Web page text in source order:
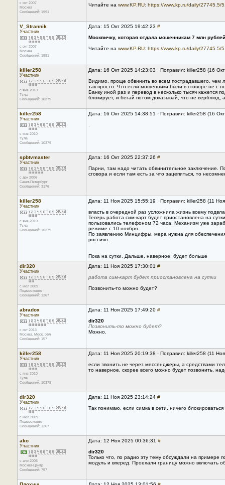
с окт 2007
Москва
Сообщений: 1991
Читайте на www.KP.RU: https://www.kp.ru/daily/27745.5/
V_Strannik
Участник
с окт 2007
Москва
Сообщений: 1991
Дата: 15 Окт 2025 19:42:23 #
Москвичку, которая отдала мошенникам 7 млн
Читайте на www.KP.RU: https://www.kp.ru/daily/27745.5/
killer258
Участник
с янв 2010
Тула
Сообщений: 10379
Дата: 16 Окт 2025 14:23:03 · Поправил: killer258 (16
Видимо, проще обвинить во всем пострадавшего, чем
так просто. Что если мошенники были в сговоре не с
Банку иной раз и перевод в несколько тысяч кажется
блокирует, и бегай потом доказывай, что не верблюд,
killer258
Участник
с янв 2010
Тула
Сообщений: 10379
Дата: 16 Окт 2025 14:38:51 · Поправил: killer258 (16
spbtvmaster
Участник
с дек 2006
Санкт-Петербург
Сообщений: 3176
Дата: 16 Окт 2025 22:37:26 #
Парни, там надо читать обвинительное заключение.
сговора и если там есть за что зацепиться, то
killer258
Участник
с янв 2010
Тула
Сообщений: 10379
Дата: 11 Ноя 2025 15:55:19 · Поправил: killer258 (11
власть в очередной раз усложнила жизнь всему
Теперь работа сим-карт будет приостановлена на
пользовались телефоном 72 часа. Механизм уже
режиме с 10 ноября.
По заявлению Минцифры, мера нужна для
россиян.
Пока на сутки. Дальше, наверное, будет больше
dir320
Участник
с июл 2009
Подмосковье
Сообщений: 1267
Дата: 11 Ноя 2025 17:30:01 #
работа сим-карт будет приостановлена на сутки
Позвонить-то можно будет?
abradox
Участник
с окт 2013
Москва, Mоск. обл
Сообщений: 157
Дата: 11 Ноя 2025 17:49:20 #
dir320
Позвонить-то можно будет?
Можно.
killer258
Участник
с янв 2010
Тула
Сообщений: 10379
Дата: 11 Ноя 2025 20:19:38 · Поправил: killer258 (11
если звонить не через мессенджеры, а средствами
то наверное, скорее всего можно будет позвонить,
dir320
Участник
с июл 2009
Подмосковье
Сообщений: 1267
Дата: 11 Ноя 2025 23:14:24 #
Так понимаю, если симка в сети, ничего
ako
Участник
с апр 2005
Москва-Центр
Сообщений: 757
Дата: 12 Ноя 2025 00:36:31 #
dir320
Только что, по радио эту тему обсуждали на примере
модуль и вперед. Проехали границу можно включать